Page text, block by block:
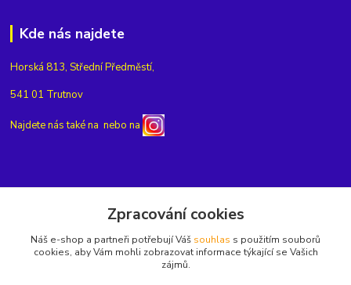
Kde nás najdete
Horská 813, Střední Předměstí,
541 01 Trutnov
Najdete nás také na nebo na
+420775654704
Zpracování cookies
Náš e-shop a partneři potřebují Váš souhlas s použitím souborů
cookies, aby Vám mohli zobrazovat informace týkající se Vašich
zájmů.